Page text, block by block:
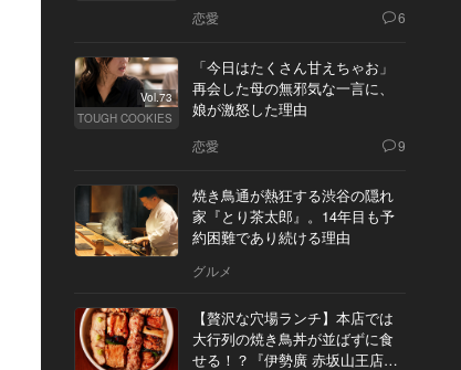
恋愛 6
Vol.73
TOUGH COOKIES
「今日はたくさん甘えちゃお」
再会した母の無邪気な一言に、
娘が激怒した理由
恋愛 9
焼き鳥通が熱狂する渋谷の隠れ
家『とり茶太郎』。14年目も予
約困難であり続ける理由
グルメ
【贅沢な穴場ランチ】本店では
大行列の焼き鳥丼が並ばずに食
せる！？『伊勢廣 赤坂山王店』